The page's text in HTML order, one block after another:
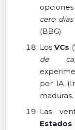
opciones
cero
(BBG)
LosVCs
de
por IA
maduras.
Las
Estados